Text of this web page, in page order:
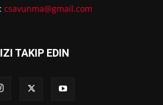
csavunma@gmail.com
TAKIP EDIN